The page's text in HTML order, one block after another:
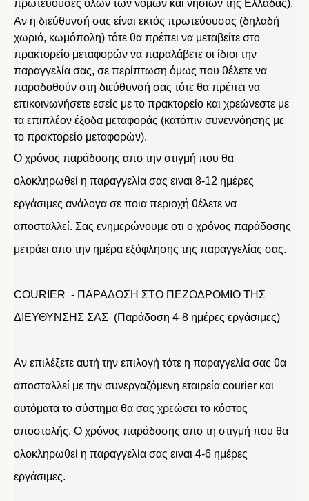
πρωτεύουσες όλων των νομών και νησιών της Ελλάδας).
Αν η διεύθυνσή σας είναι εκτός πρωτεύουσας (δηλαδή
χωριό, κωμόπολη) τότε θα πρέπει να μεταβείτε στο
πρακτορείο μεταφορών να παραλάβετε οι ίδιοι την
παραγγελία σας, σε περίπτωση όμως που θέλετε να
παραδοθούν στη διεύθυνσή σας τότε θα πρέπει να
επικοινωνήσετε εσείς με το πρακτορείο και χρεώνεστε με
τα επιπλέον έξοδα μεταφοράς (κατόπιν συνεννόησης με
το πρακτορείο μεταφορών).
Ο χρόνος παράδοσης απο την στιγμή που θα
ολοκληρωθεί η παραγγελία σας ειναι 8-12 ημέρες
εργάσιμες ανάλογα σε ποια περιοχή θέλετε να
αποσταλλεί. Σας ενημερώνουμε οτι ο χρόνος παράδοσης
μετράει απο την ημέρα εξόφλησης της παραγγελίας σας.
COURIER - ΠΑΡΑΔΟΣΗ ΣΤΟ ΠΕΖΟΔΡΟΜΙΟ ΤΗΣ
ΔΙΕΥΘΥΝΣΗΣ ΣΑΣ (Παράδοση 4-8 ημέρες εργάσιμες)
Αν επιλέξετε αυτή την επιλογή τότε η παραγγελία σας θα
αποσταλλεί με την συνεργαζόμενη εταιρεία courier και
αυτόματα το σύστημα θα σας χρεώσει το κόστος
αποστολής. Ο χρόνος παράδοσης απο τη στιγμή που θα
ολοκληρωθεί η παραγγελία σας ειναι 4-6 ημέρες
εργάσιμες.